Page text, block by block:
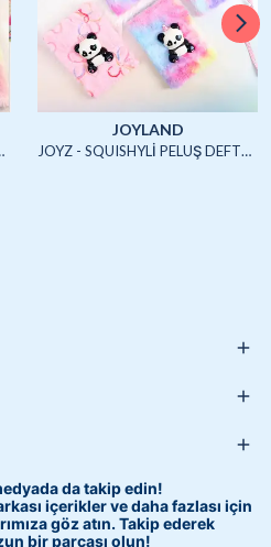
4/S
JOYLAND
JOYZ - SQUISHYLİ PELUŞ DEFTER A5 (HAYVANLAR)-4/S
da takip edin!
içerikler ve daha fazlası için
göz atın. Takip ederek
bir parçası olun!